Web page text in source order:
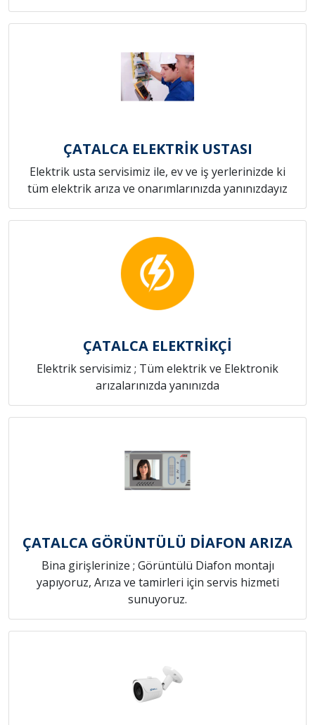
ÇATALCA ELEKTRİK USTASI
Elektrik usta servisimiz ile, ev ve iş yerlerinizde ki
tüm elektrik arıza ve onarımlarınızda yanınızdayız
ÇATALCA ELEKTRİKÇİ
Elektrik servisimiz ; Tüm elektrik ve Elektronik
arızalarınızda yanınızda
ÇATALCA GÖRÜNTÜLÜ DİAFON ARIZA
Bina girişlerinize ; Görüntülü Diafon montajı
yapıyoruz, Arıza ve tamirleri için servis hizmeti
sunuyoruz.